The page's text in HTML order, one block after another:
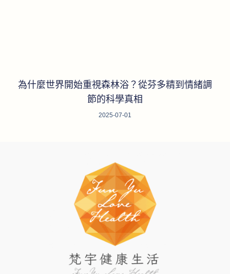
為什麼世界開始重視森林浴？從芬多精到情緒調
節的科學真相
2025-07-01